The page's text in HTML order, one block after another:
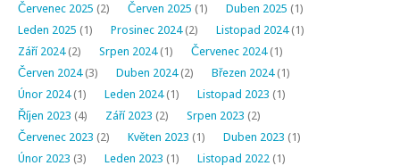
Červenec 2025 (2) Červen 2025 (1) Duben 2025 (1)
Leden 2025 (1) Prosinec 2024(2) Listopad 2024(1)
Září 2024(2) Srpen 2024(1) Červenec 2024(1)
Červen 2024(3) Duben 2024(2) Březen 2024(1)
Únor 2024(1) Leden 2024(1) Listopad 2023 (1)
Říjen 2023 (4) Září 2023 (2) Srpen 2023 (2)
Červenec 2023 (2) Květen 2023 (1) Duben 2023 (1)
Únor 2023 (3) Leden 2023 (1) Listopad 2022 (1)